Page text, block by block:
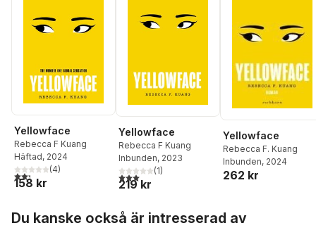
Yellowface
Rebecca F Kuang
Häftad, 2024
2,3utav 5 stjärnor. Totalt antal röster:
(4)
158 kr
Yellowface
Rebecca F Kuang
Inbunden, 2023
3,0utav 5 stjärnor. Totalt antal röster:
(1)
219 kr
Yellowface
Rebecca F. Kuang
Inbunden, 2024
262 kr
Du kanske också är intresserad av